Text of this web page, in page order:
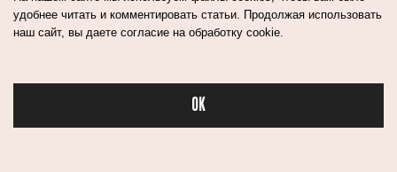
Бьюти в спорте
АРОМАТЫ ДУХИ
5 самых популярных
брендов 2023 года
удобнее читать и комментировать статьи. Продолжая использовать
наш сайт, вы даете согласие на обработку cookie.
OK